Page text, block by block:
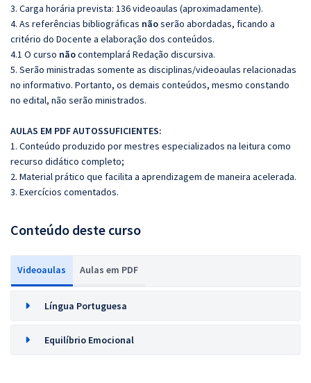
3. Carga horária prevista: 136 videoaulas (aproximadamente).
4. As referências bibliográficas nãoserão abordadas, ficando a
critério do Docente a elaboração dos conteúdos.
4.1 O curso nãocontemplará Redação discursiva.
5. Serão ministradas somente as disciplinas/videoaulas relacionadas
no informativo. Portanto, os demais conteúdos, mesmo constando
no edital, não serão ministrados.
AULAS EM PDF AUTOSSUFICIENTES:
1. Conteúdo produzido por mestres especializados na leitura como
recurso didático completo;
2. Material prático que facilita a aprendizagem de maneira acelerada.
3. Exercícios comentados.
Conteúdo deste curso
Videoaulas Aulas em PDF
Língua Portuguesa
Equilíbrio Emocional